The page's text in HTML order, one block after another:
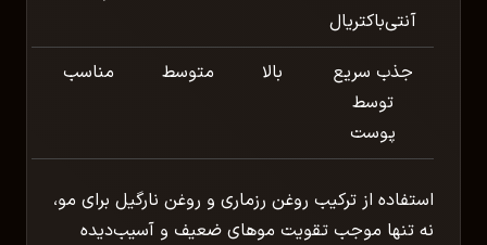
آنتی‌باکتریال
جذب سریع
توسط
پوست
بالا متوسط مناسب
استفاده از ترکیب روغن رزماری و روغن نارگیل برای مو،
نه تنها موجب تقویت موهای ضعیف و آسیب‌دیده